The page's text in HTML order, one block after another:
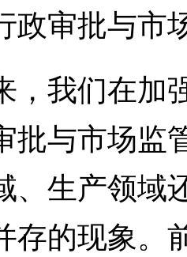
审批与市
我们在加
批与市场监
、生产领域
存的现象。